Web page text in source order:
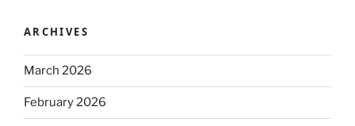
ARCHIVES
March 2026
February 2026